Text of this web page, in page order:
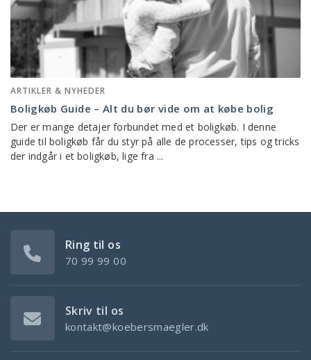
ARTIKLER & NYHEDER
Boligkøb Guide – Alt du bør vide om at købe bolig
Der er mange detajer forbundet med et boligkøb. I denne
guide til boligkøb får du styr på alle de processer, tips og tricks
der indgår i et boligkøb, lige fra ...
Ring til os
70 99 99 00
Skriv til os
kontakt@koebersmaegler.dk